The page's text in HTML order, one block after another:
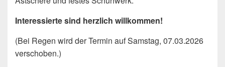
Interessierte sind herzlich willkommen!
(Bei Regen wird der Termin auf Samstag, 07.03.2026
verschoben.)